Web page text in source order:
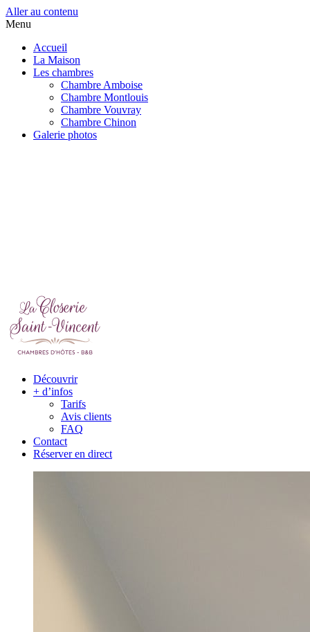
Aller au contenu
Menu
Accueil
La Maison
Les chambres
Chambre Amboise
Chambre Montlouis
Chambre Vouvray
Chambre Chinon
Galerie photos
Découvrir
+ d’infos
Tarifs
Avis clients
FAQ
Contact
Réserver en direct